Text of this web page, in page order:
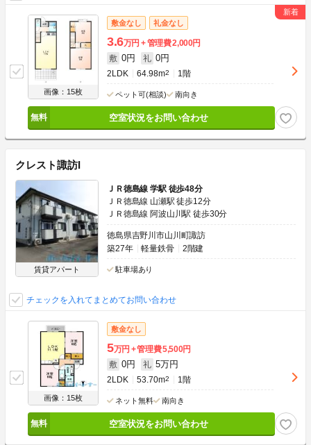
画像：15枚
敷金なし 礼金なし
3.6万円 管理費2,000円
敷 0円 礼 0円
2LDK 64.98m2 1階
ペット可(相談) 南向き
空室状況をお問い合わせ
クレスト諏訪I
賃貸アパート
ＪＲ徳島線 学駅 徒歩48分
ＪＲ徳島線 山瀬駅 徒歩12分
ＪＲ徳島線 阿波山川駅 徒歩30分
徳島県吉野川市山川町諏訪
築27年
軽量鉄骨 2階建
駐車場あり
チェックを入れてまとめてお問い合わせ
画像：15枚
敷金なし
5万円 管理費5,500円
敷 0円 礼 5万円
2LDK 53.70m2 1階
ネット無料 南向き
空室状況をお問い合わせ